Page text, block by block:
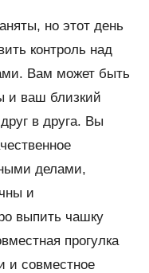
но этот день
контроль над
Вам может быть
и ваш близкий
в друга. Вы
делами,
и
выпить чашку
прогулка
и совместное